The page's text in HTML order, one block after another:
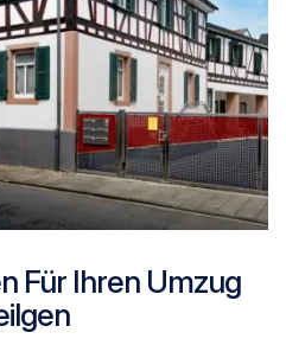
Für Ihren Umzug